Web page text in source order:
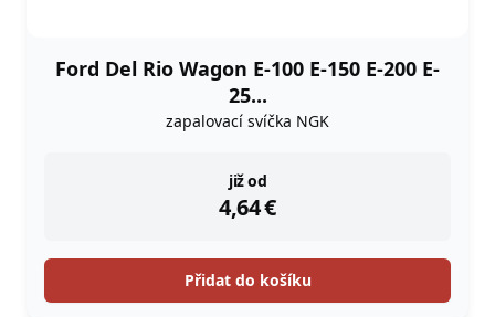
Ford Del Rio Wagon E-100 E-150 E-200 E-
25...
zapalovací svíčka NGK
již od
4,64€
instock
Přidat do košíku